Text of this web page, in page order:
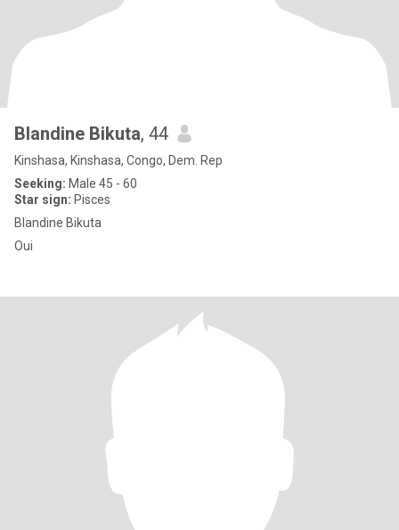
Blandine Bikuta, 44
Kinshasa, Kinshasa, Congo, Dem. Rep
Seeking: Male 45 - 60
Star sign: Pisces
Blandine Bikuta
Oui